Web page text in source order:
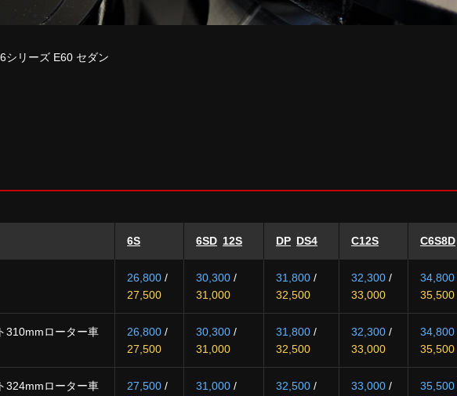
6シリーズ E60 セダン
6S 6SD 12S DP DS4 C12S C6S8D
26,800 /
27,500
30,300 /
31,000
31,800 /
32,500
32,300 /
33,000
34,800
35,500
310mmローター車 26,800 /
27,500
30,300 /
31,000
31,800 /
32,500
32,300 /
33,000
34,800
35,500
324mmローター車 27,500 /
31,000 /
32,500 /
33,000 /
35,500